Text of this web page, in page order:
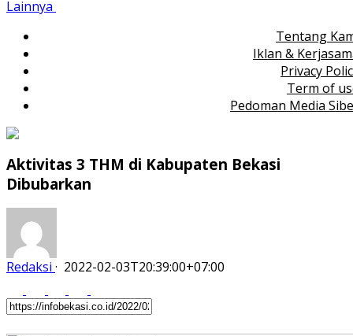
Lainnya
Tentang
Iklan &
Privacy
Term of
Pedoman Media
Aktivitas 3 THM di Kabupaten Bekasi
Dibubarkan
Redaksi · 2022-02-03T20:39:00+07:00